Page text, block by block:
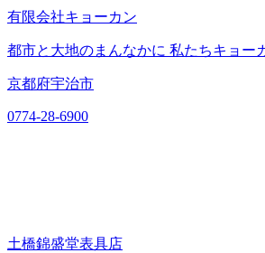
有限会社キョーカン
都市と大地のまんなかに 私たちキョー
京都府宇治市
0774-28-6900
土橋錦盛堂表具店